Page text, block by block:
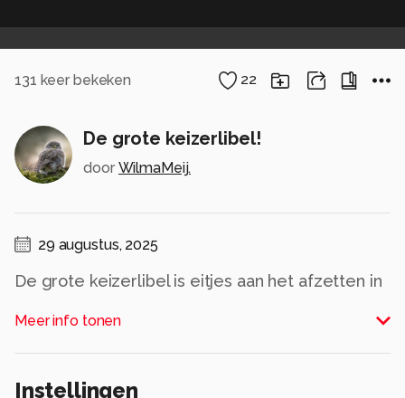
131 keer bekeken 22
De grote keizerlibel!
door WilmaMeij.
29 augustus, 2025
De grote keizerlibel is eitjes aan het afzetten in
Meer info tonen
Instellingen